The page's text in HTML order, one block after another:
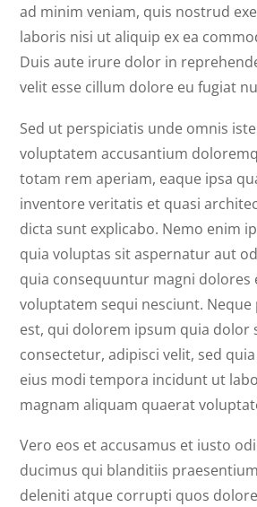
ad minim veniam, quis nostrud
laboris nisi ut aliquip ex ea
Duis aute irure dolor in
velit esse cillum dolore eu fugiat
Sed ut perspiciatis unde omnis
voluptatem accusantium
totam rem aperiam, eaque ipsa
inventore veritatis et quasi
dicta sunt explicabo. Nemo enim
quia voluptas sit aspernatur aut
quia consequuntur magni dolores
voluptatem sequi nesciunt.
est, qui dolorem ipsum quia dolor
consectetur, adipisci velit, sed
eius modi tempora incidunt ut
magnam aliquam quaerat
Vero eos et accusamus et iusto
ducimus qui blanditiis
deleniti atque corrupti quos